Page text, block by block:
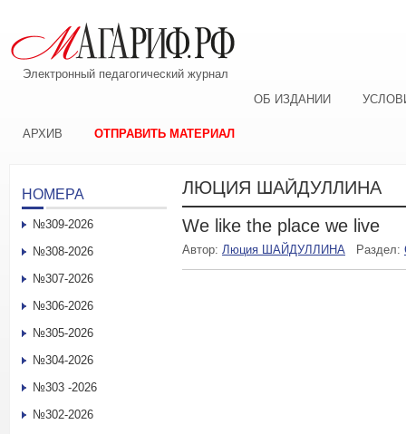
Электронный педагогический журнал
ОБ ИЗДАНИИ
АРХИВ ОТПРАВИТЬ МАТЕРИАЛ
ЛЮЦИЯ ШАЙДУЛЛИНА
We like the place we live
Автор: Люция ШАЙДУЛЛИНА Раздел:
НОМЕРА
№309-2026
№308-2026
№307-2026
№306-2026
№305-2026
№304-2026
№303 -2026
№302-2026